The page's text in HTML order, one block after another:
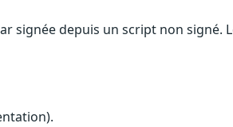
signée depuis un script non signé.